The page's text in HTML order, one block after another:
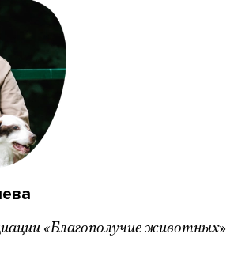
«Благополучие животных»